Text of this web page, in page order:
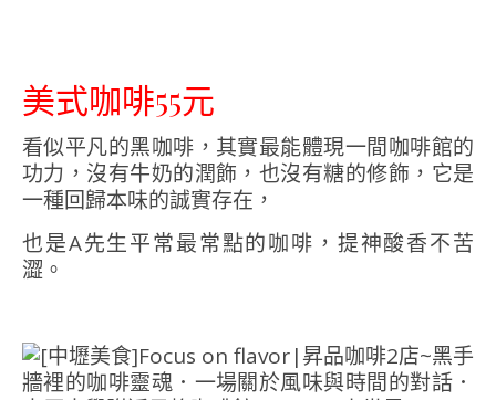
美式咖啡55元
看似平凡的黑咖啡，其實最能體現一間咖啡館的
功力，沒有牛奶的潤飾，也沒有糖的修飾，它是
一種回歸本味的誠實存在，
也是A先生平常最常點的咖啡，提神酸香不苦
澀。